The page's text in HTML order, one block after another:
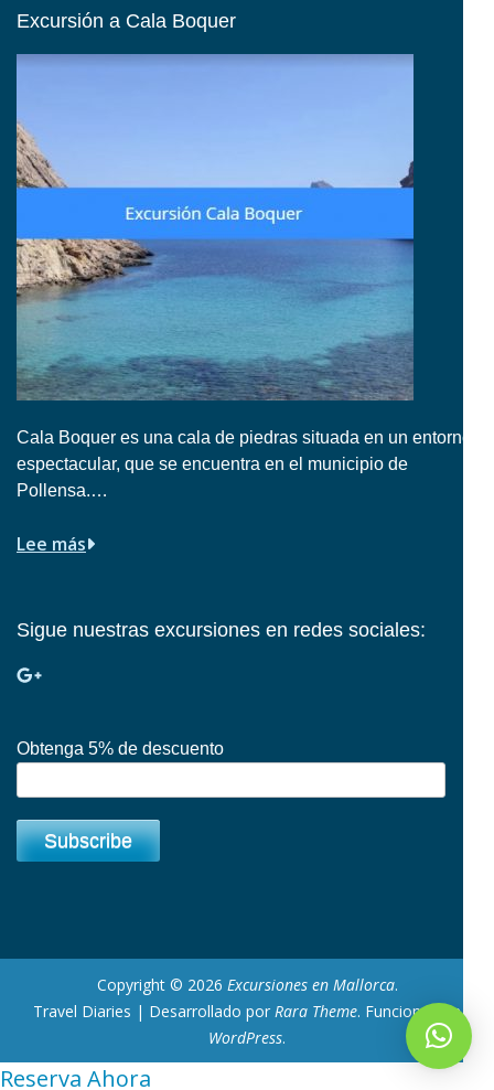
Excursión a Cala Boquer
Cala Boquer es una cala de piedras situada en un entorno
espectacular, que se encuentra en el municipio de
Pollensa.…
Lee más
Sigue nuestras excursiones en redes sociales:
Obtenga 5% de descuento
Copyright © 2026 Excursiones en Mallorca.
Travel Diaries | Desarrollado por Rara Theme. Funciona con
WordPress.
Reserva Ahora